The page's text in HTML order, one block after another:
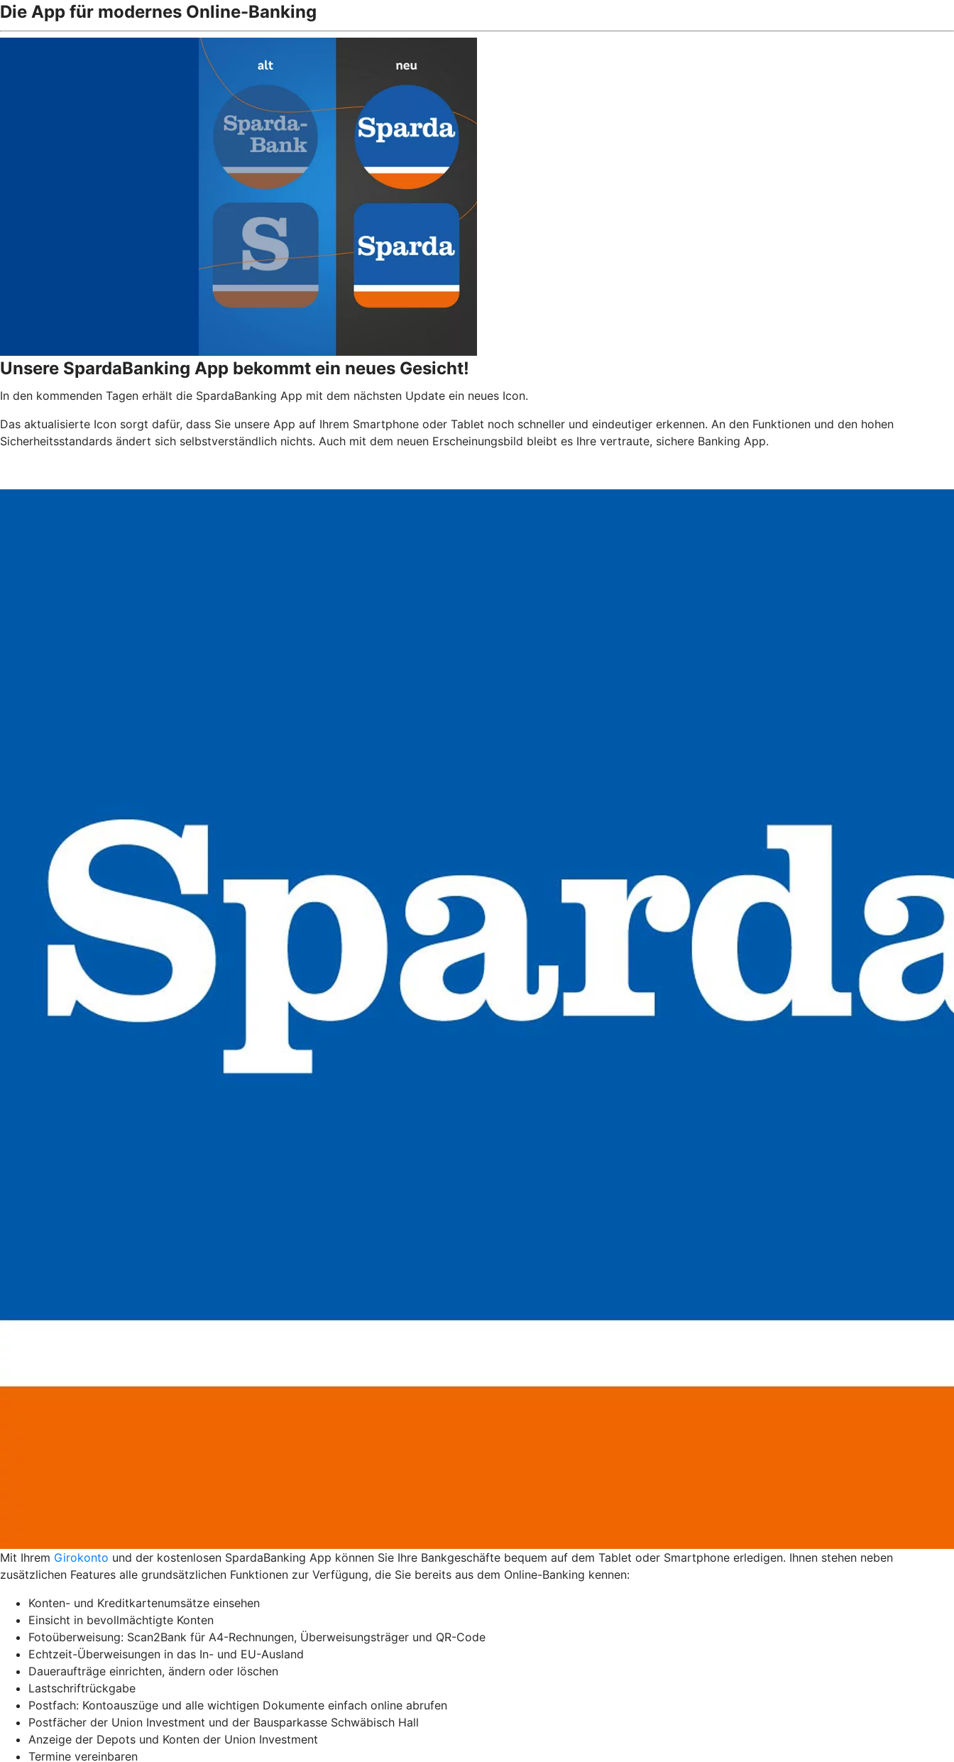
Die App für modernes Online-Banking
Unsere SpardaBanking App bekommt ein neues Gesicht!
In den kommenden Tagen erhält die SpardaBanking App mit dem nächsten Update ein neues Icon.
Das aktualisierte Icon sorgt dafür, dass Sie unsere App auf Ihrem Smartphone oder Tablet noch schneller und eindeutiger erkennen. An den Funktionen und den hohen
Sicherheitsstandards ändert sich selbstverständlich nichts. Auch mit dem neuen Erscheinungsbild bleibt es Ihre vertraute, sichere Banking App.
Mit Ihrem Girokonto und der kostenlosen SpardaBanking App können Sie Ihre Bankgeschäfte bequem auf dem Tablet oder Smartphone erledigen. Ihnen stehen neben
zusätzlichen Features alle grundsätzlichen Funktionen zur Verfügung, die Sie bereits aus dem Online-Banking kennen:
Konten- und Kreditkartenumsätze einsehen
Einsicht in bevollmächtigte Konten
Fotoüberweisung: Scan2Bank für A4-Rechnungen, Überweisungsträger und QR-Code
Echtzeit-Überweisungen in das In- und EU-Ausland
Daueraufträge einrichten, ändern oder löschen
Lastschriftrückgabe
Postfach: Kontoauszüge und alle wichtigen Dokumente einfach online abrufen
Postfächer der Union Investment und der Bausparkasse Schwäbisch Hall
Anzeige der Depots und Konten der Union Investment
Termine vereinbaren